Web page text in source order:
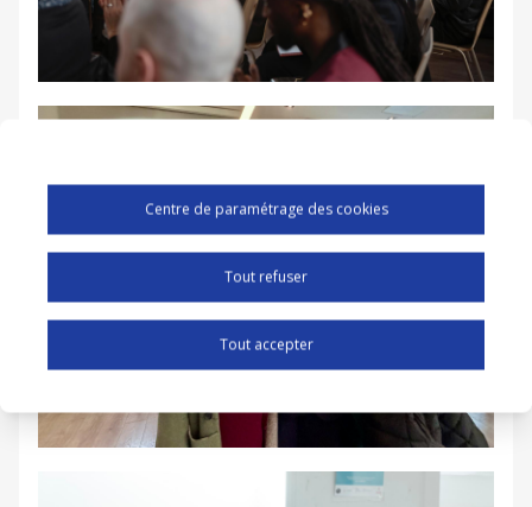
Centre de paramétrage des cookies
Tout refuser
Tout accepter